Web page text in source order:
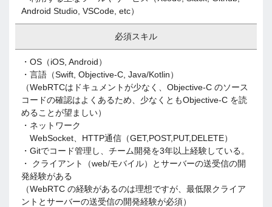
Android Studio, VSCode, etc）
必須スキル
・OS（iOS, Android）
・言語（Swift, Objective-C, Java/Kotlin）
（WebRTCはドキュメントが少なく、Objective-C のソース
コードの確認はよくあるため、少なくともObjective-C を読
めることが望ましい）
・ネットワーク
WebSocket、HTTP通信（GET,POST,PUT,DELETE）
・Gitでコード管理し、チーム開発を3年以上経験している。
・ クライアント（web/モバイル）とサーバーの送受信の開
発経験がある
（WebRTC の経験があるのは理想ですが、最低限クライア
ントとサーバーの送受信の開発経験が必須）